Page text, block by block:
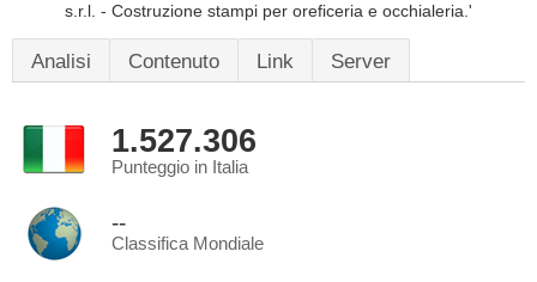
s.r.l. - Costruzione stampi per oreficeria e occhialeria.'
Analisi Contenuto Link Server
1.527.306
Punteggio in Italia
--
Classifica Mondiale